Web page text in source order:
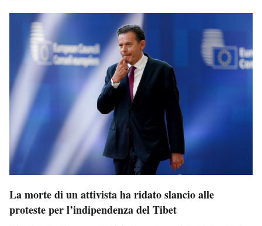
La morte di un attivista ha ridato slancio alle
proteste per l’indipendenza del Tibet